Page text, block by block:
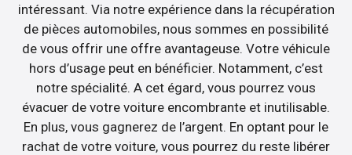
intéressant. Via notre expérience dans la récupération
de pièces automobiles, nous sommes en possibilité
de vous offrir une offre avantageuse. Votre véhicule
hors d’usage peut en bénéficier. Notamment, c’est
notre spécialité. A cet égard, vous pourrez vous
évacuer de votre voiture encombrante et inutilisable.
En plus, vous gagnerez de l’argent. En optant pour le
rachat de votre voiture, vous pourrez du reste libérer